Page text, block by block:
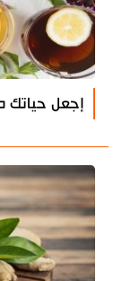
إجعل حياتك طويلة